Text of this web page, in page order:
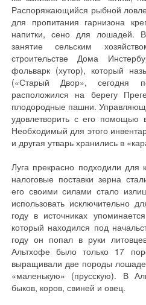
Распоряжающийся рыбной
для пропитания гарнизона
напитки, сено для лошадей.
занятие сельским
строительстве Дома
фольварк (хутор), который
(«Старый Двор», сегодня
расположился на берегу
плодородные пашни.
удовлетворить с его помощью
Необходимый для этого
и другая утварь хранились в
Луга прекрасно подходили для
налоговые поставки зерна
его своими силами стало
использовать исключительно
году в источниках
который находился под
году он попал в руки
Альтхофе было только 17
выращивали две породы
«маленькую» (прусскую). В
быков, коров, свиней и овец.